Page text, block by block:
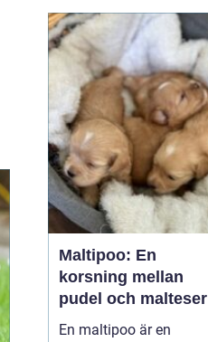
både förbättra
prestationsförmågan
och f...
Maltipoo: En
korsning mellan
pudel och malteser
En maltipoo är en